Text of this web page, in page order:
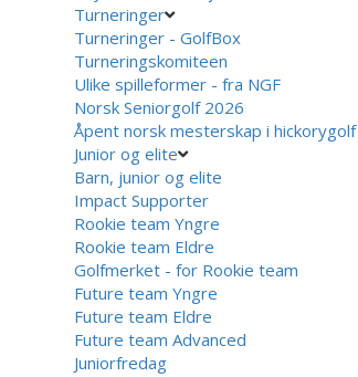
Turneringer
Turneringer - GolfBox
Turneringskomiteen
Ulike spilleformer - fra NGF
Norsk Seniorgolf 2026
Åpent norsk mesterskap i hickorygolf
Junior og elite
Barn, junior og elite
Impact Supporter
Rookie team Yngre
Rookie team Eldre
Golfmerket - for Rookie team
Future team Yngre
Future team Eldre
Future team Advanced
Juniorfredag